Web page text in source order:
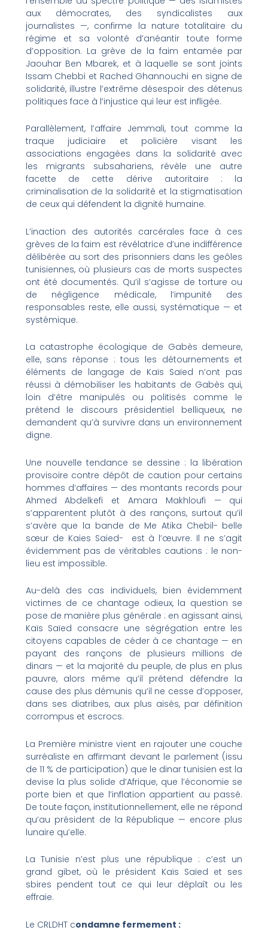
aux démocrates, des syndicalistes aux
journalistes —, confirme la nature totalitaire du
régime et sa volonté d’anéantir toute forme
d’opposition. La grève de la faim entamée par
Jaouhar Ben Mbarek, et à laquelle se sont joints
Issam Chebbi et Rached Ghannouchi en signe de
solidarité, illustre l’extrême désespoir des détenus
politiques face à l’injustice qui leur est infligée.
Parallèlement, l’affaire Jemmali, tout comme la
traque judiciaire et policière visant les
associations engagées dans la solidarité avec
les migrants subsahariens, révèle une autre
facette de cette dérive autoritaire : la
criminalisation de la solidarité et la stigmatisation
de ceux qui défendent la dignité humaine.
L’inaction des autorités carcérales face à ces
grèves de la faim est révélatrice d’une indifférence
délibérée au sort des prisonniers dans les geôles
tunisiennes, où plusieurs cas de morts suspectes
ont été documentés. Qu’il s’agisse de torture ou
de négligence médicale, l’impunité des
responsables reste, elle aussi, systématique — et
systémique.
La catastrophe écologique de Gabès demeure,
elle, sans réponse : tous les détournements et
éléments de langage de Kaïs Saïed n’ont pas
réussi à démobiliser les habitants de Gabès qui,
loin d’être manipulés ou politisés comme le
prétend le discours présidentiel belliqueux, ne
demandent qu’à survivre dans un environnement
digne.
Une nouvelle tendance se dessine : la libération
provisoire contre dépôt de caution pour certains
hommes d’affaires — des montants records pour
Ahmed Abdelkefi et Amara Makhloufi — qui
s’apparentent plutôt à des rançons, surtout qu’il
s’avère que la bande de Me Atika Chebil- belle
sœur de Kaies Saied- est à l’œuvre. Il ne s’agit
évidemment pas de véritables cautions : le non-
lieu est impossible.
Au-delà des cas individuels, bien évidemment
victimes de ce chantage odieux, la question se
pose de manière plus générale : en agissant ainsi,
Kaïs Saïed consacre une ségrégation entre les
citoyens capables de céder à ce chantage — en
payant des rançons de plusieurs millions de
dinars — et la majorité du peuple, de plus en plus
pauvre, alors même qu’il prétend défendre la
cause des plus démunis qu’il ne cesse d’opposer,
dans ses diatribes, aux plus aisés, par définition
corrompus et escrocs.
La Première ministre vient en rajouter une couche
surréaliste en affirmant devant le parlement (issu
de 11 % de participation) que le dinar tunisien est la
devise la plus solide d’Afrique, que l’économie se
porte bien et que l’inflation appartient au passé.
De toute façon, institutionnellement, elle ne répond
qu’au président de la République — encore plus
lunaire qu’elle.
La Tunisie n’est plus une république : c’est un
grand gibet, où le président Kaïs Saïed et ses
sbires pendent tout ce qui leur déplaît ou les
effraie.
Le CRLDHT condamne fermement :